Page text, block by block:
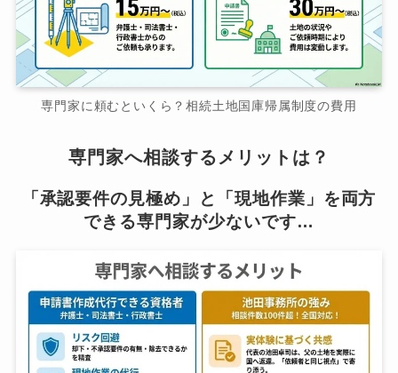
専門家に頼むといくら？相続土地国庫帰属制度の費用
専門家へ相談するメリットは？
「承認要件の見極め」と「現地作業」を両方
できる専門家が少ないです…